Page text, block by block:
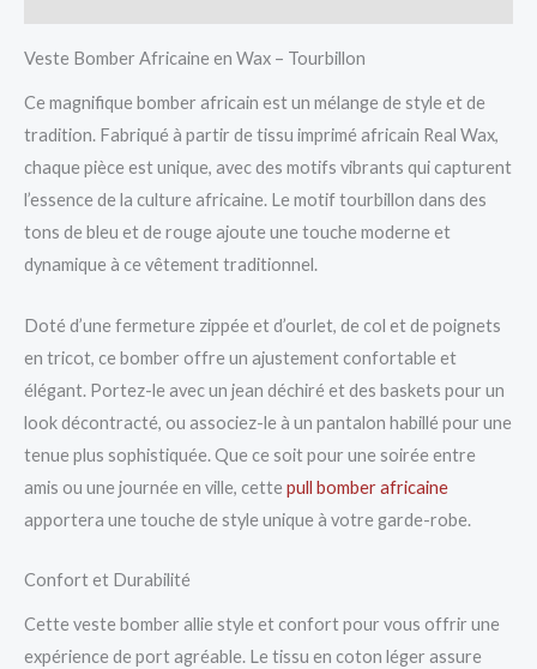
Veste Bomber Africaine en Wax – Tourbillon
Ce magnifique bomber africain est un mélange de style et de
tradition. Fabriqué à partir de tissu imprimé africain Real Wax,
chaque pièce est unique, avec des motifs vibrants qui capturent
l’essence de la culture africaine. Le motif tourbillon dans des
tons de bleu et de rouge ajoute une touche moderne et
dynamique à ce vêtement traditionnel.
Doté d’une fermeture zippée et d’ourlet, de col et de poignets
en tricot, ce bomber offre un ajustement confortable et
élégant. Portez-le avec un jean déchiré et des baskets pour un
look décontracté, ou associez-le à un pantalon habillé pour une
tenue plus sophistiquée. Que ce soit pour une soirée entre
amis ou une journée en ville, cettepull bomber africaine
apportera une touche de style unique à votre garde-robe.
Confort et Durabilité
Cette veste bomber allie style et confort pour vous offrir une
expérience de port agréable. Le tissu en coton léger assure